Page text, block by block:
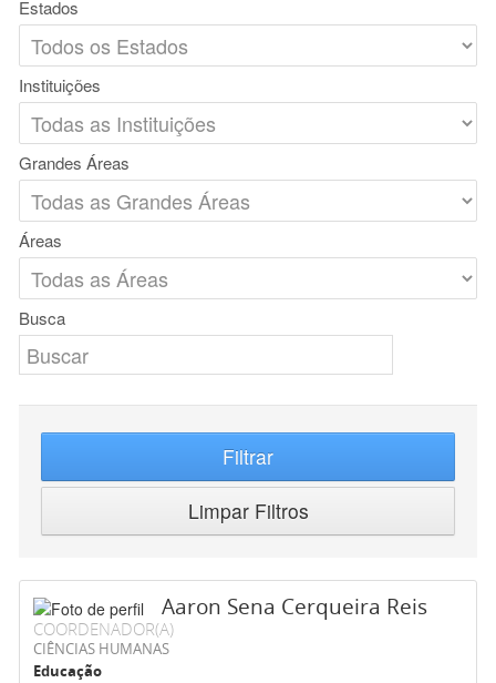
Estados
Instituições
Grandes Áreas
Áreas
Busca
Filtrar
Limpar Filtros
Aaron Sena Cerqueira Reis
COORDENADOR(A)
CIÊNCIAS HUMANAS
Educação